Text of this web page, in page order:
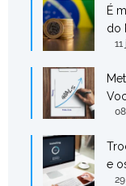
É
do
e